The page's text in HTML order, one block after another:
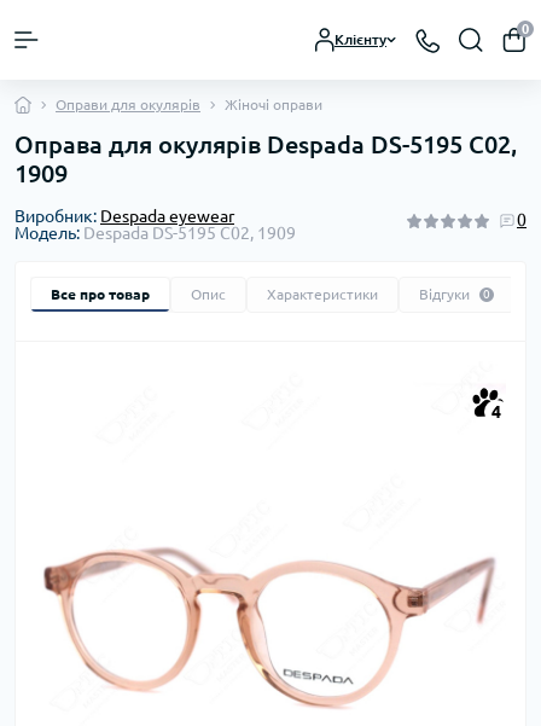
Клієнту
0
Оправи для окулярів Жіночі оправи
Оправа для окулярів Despada DS-5195 C02,
1909
Виробник: Despada eyewear
Модель: Despada DS-5195 C02, 1909
0
Все про товар Опис Характеристики Відгуки 0
4